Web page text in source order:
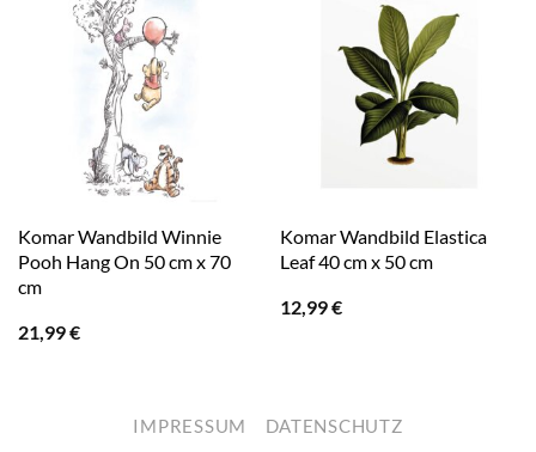
Komar Wandbild Winnie
Pooh Hang On 50 cm x 70
cm
21,99€
Komar Wandbild Elastica
Leaf 40 cm x 50 cm
12,99€
IMPRESSUM DATENSCHUTZ